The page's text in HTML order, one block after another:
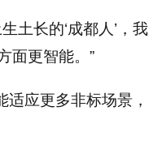
土长的‘成都人’，我
面更智能。”
适应更多非标场景，